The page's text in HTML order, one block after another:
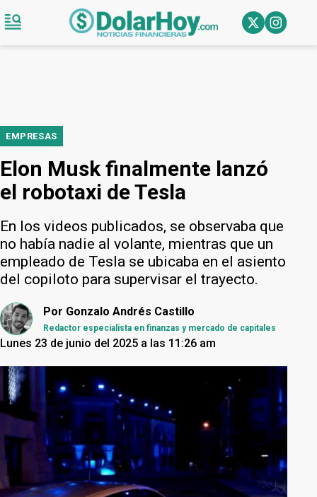
EMPRESAS
Elon Musk finalmente lanzó
el robotaxi de Tesla
En los videos publicados, se observaba que
no había nadie al volante, mientras que un
empleado de Tesla se ubicaba en el asiento
del copiloto para supervisar el trayecto.
Por Gonzalo Andrés Castillo
Redactor especialista en finanzas y mercado de capitales
Lunes 23 de junio del 2025 a las 11:26 am